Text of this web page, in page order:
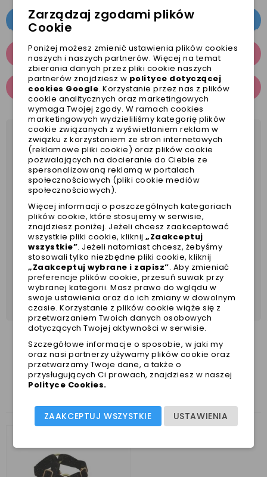
OPIS
SZCZEGÓŁY PRODUKTU
OPINIE
Obroża
aksamitna w dotyku
niezbędna na liście produktów dla psa
eleganckie wykończenie
metalowe złote klamry, gwarantują
bezpieczeństwo twojego psa
obroża zalecana jest dla psów, które nie ciągną
na smyczy, w przeciwnym razie obroże
zalecamy traktować jako identyfikator psa oraz
dodatek wizualny, w zamian polecamy
wyprowadzać pieska zapinając w szelkach
ZOBACZ TAKŻE
Zarządzaj zgodami plików
Cookie
Poniżej możesz zmienić ustawienia plików cookies
naszych i naszych partnerów. Więcej na temat
zbierania danych przez pliki cookie naszych
partnerów znajdziesz w polityce dotyczącej
cookies Google. Korzystanie przez nas z plików
cookie analitycznych oraz marketingowych
wymaga Twojej zgody. W ramach cookies
marketingowych wydzieliliśmy kategorię plików
cookie związanych z wyświetlaniem reklam w
związku z korzystaniem ze stron internetowych
(reklamowe pliki cookie) oraz plików cookie
pozwalających na docieranie do Ciebie ze
spersonalizowaną reklamą w portalach
społecznościowych (pliki cookie mediów
społecznościowych).
Więcej informacji o poszczególnych kategoriach
plików cookie, które stosujemy w serwisie,
znajdziesz poniżej. Jeżeli chcesz zaakceptować
wszystkie pliki cookie, kliknij„Zaakceptuj
wszystkie”. Jeżeli natomiast chcesz, żebyśmy
stosowali tylko niezbędne pliki cookie, kliknij
„Zaakceptuj wybrane i zapisz”. Aby zmieniać
preferencje plików cookie, przesuń suwak przy
wybranej kategorii. Masz prawo do wglądu w
swoje ustawienia oraz do ich zmiany w dowolnym
czasie. Korzystanie z plików cookie wiąże się z
przetwarzaniem Twoich danych osobowych
dotyczących Twojej aktywności w serwisie.
Szczegółowe informacje o sposobie, w jaki my
oraz nasi partnerzy używamy plików cookie oraz
przetwarzamy Twoje dane, a także o
przysługujących Ci prawach, znajdziesz w naszej
Polityce Cookies.
USTAWIENIA
ZAAKCEPTUJ WSZYSTKIE